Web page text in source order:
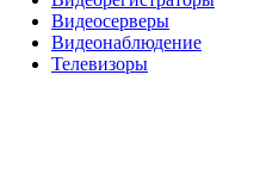
Видеосерверы
Видеонаблюдение
Телевизоры